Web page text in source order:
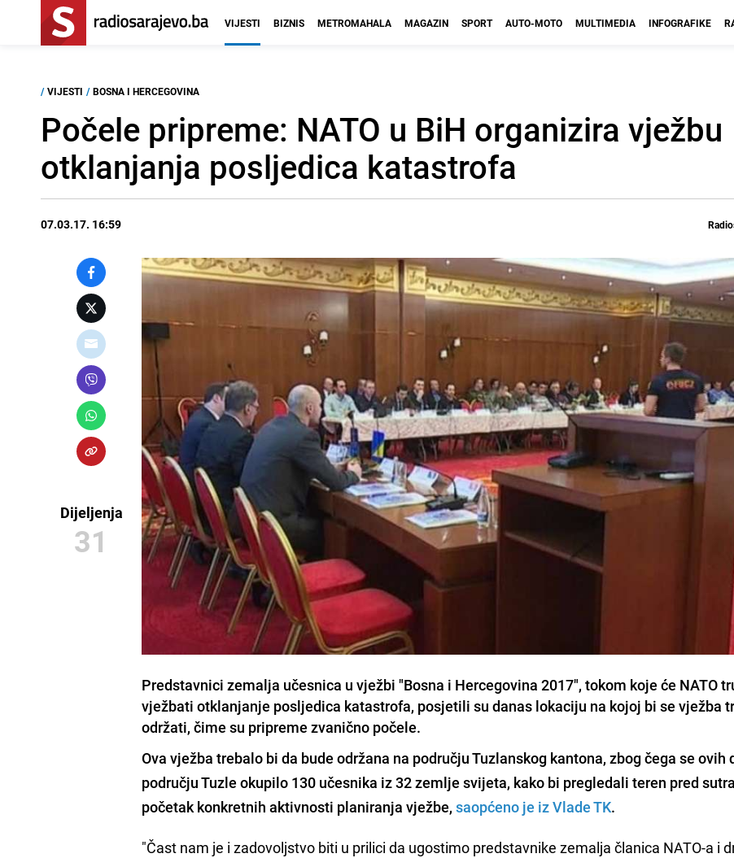
VIJESTI BIZNIS METROMAHALA MAGAZIN SPORT AUTO-MOTO MULTIMEDIA INFOGRAFIKE
/ VIJESTI / BOSNA I HERCEGOVINA
Počele pripreme: NATO u BiH organizira vježbu
otklanjanja posljedica katastrofa
07.03.17. 16:59
Dijeljenja
31
Predstavnici zemalja učesnica u vježbi "Bosna i Hercegovina 2017", tokom koje će NATO
vježbati otklanjanje posljedica katastrofa, posjetili su danas lokaciju na kojoj bi se vježba
održati, čime su pripreme zvanično počele.
Ova vježba trebalo bi da bude održana na području Tuzlanskog kantona, zbog čega se ovih
području Tuzle okupilo 130 učesnika iz 32 zemlje svijeta, kako bi pregledali teren pred
početak konkretnih aktivnosti planiranja vježbe,saopćeno je iz Vlade TK.
"Čast nam je i zadovoljstvo biti u prilici da ugostimo predstavnike zemalja članica NATO-a i